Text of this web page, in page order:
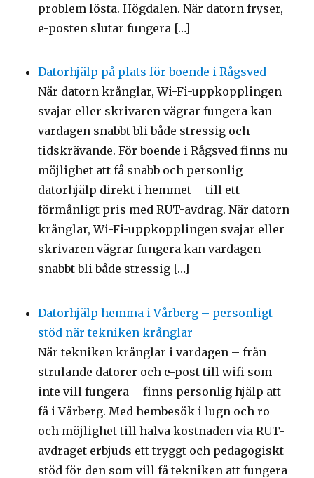
problem lösta. Högdalen. När datorn fryser,
e-posten slutar fungera […]
Datorhjälp på plats för boende i Rågsved
När datorn krånglar, Wi-Fi-uppkopplingen
svajar eller skrivaren vägrar fungera kan
vardagen snabbt bli både stressig och
tidskrävande. För boende i Rågsved finns nu
möjlighet att få snabb och personlig
datorhjälp direkt i hemmet – till ett
förmånligt pris med RUT-avdrag. När datorn
krånglar, Wi-Fi-uppkopplingen svajar eller
skrivaren vägrar fungera kan vardagen
snabbt bli både stressig […]
Datorhjälp hemma i Vårberg – personligt
stöd när tekniken krånglar
När tekniken krånglar i vardagen – från
strulande datorer och e-post till wifi som
inte vill fungera – finns personlig hjälp att
få i Vårberg. Med hembesök i lugn och ro
och möjlighet till halva kostnaden via RUT-
avdraget erbjuds ett tryggt och pedagogiskt
stöd för den som vill få tekniken att fungera